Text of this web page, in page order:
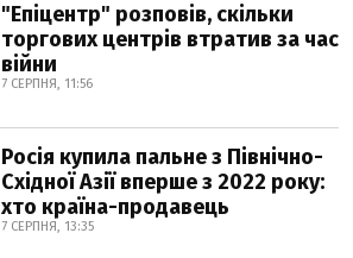
"Епіцентр" розповів, скільки
торгових центрів втратив за час
війни
7 СЕРПНЯ, 11:56
Росія купила пальне з Північно-
Східної Азії вперше з 2022 року:
хто країна-продавець
7 СЕРПНЯ, 13:35